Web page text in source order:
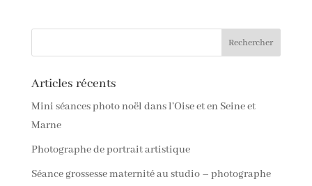
Articles récents
Mini séances photo noël dans l’Oise et en Seine et
Marne
Photographe de portrait artistique
Séance grossesse maternité au studio – photographe